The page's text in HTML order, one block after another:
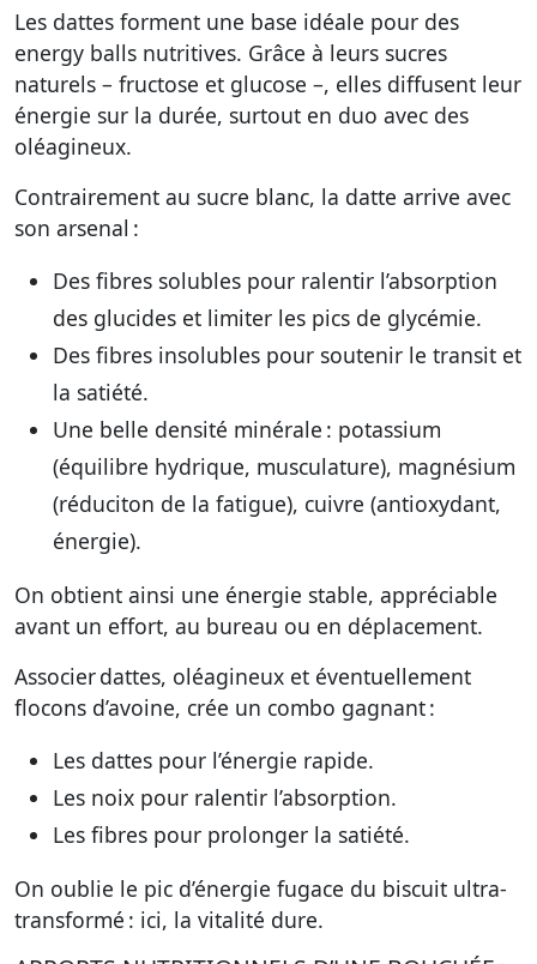
Les dattes forment une base idéale pour des
energy balls nutritives. Grâce à leurs sucres
naturels – fructose et glucose –, elles diffusent leur
énergie sur la durée, surtout en duo avec des
oléagineux.
Contrairement au sucre blanc, la datte arrive avec
son arsenal :
Des fibres solubles pour ralentir l’absorption
des glucides et limiter les pics de glycémie.
Des fibres insolubles pour soutenir le transit et
la satiété.
Une belle densité minérale : potassium
(équilibre hydrique, musculature), magnésium
(réduciton de la fatigue), cuivre (antioxydant,
énergie).
On obtient ainsi une énergie stable, appréciable
avant un effort, au bureau ou en déplacement.
Associer dattes, oléagineux et éventuellement
flocons d’avoine, crée un combo gagnant :
Les dattes pour l’énergie rapide.
Les noix pour ralentir l’absorption.
Les fibres pour prolonger la satiété.
On oublie le pic d’énergie fugace du biscuit ultra-
transformé : ici, la vitalité dure.